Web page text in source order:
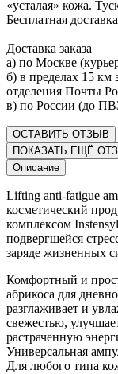
«усталая» кожа.
Бесплатная
Доставка заказа
а) по Москве
б) в пределах 15
отделения Почты
в) по России (до
ОСТАВИТЬ ОТЗЫВ
ПОКАЗАТЬ ЕЩЁ
Описание
Lifting anti-fatigue
косметический
комплексом
подвергшейся
заряде жизненных
Комфортный и
абрикоса для
разглаживает и
свежестью,
растраченную
Универсальная
Для любого типа